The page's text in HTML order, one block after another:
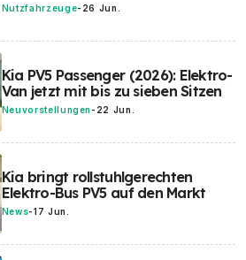
Nutzfahrzeuge- 26 Jun.
Kia PV5 Passenger (2026): Elektro-
Van jetzt mit bis zu sieben Sitzen
Neuvorstellungen - 22 Jun.
Kia bringt rollstuhlgerechten
Elektro-Bus PV5 auf den Markt
News-17 Jun.